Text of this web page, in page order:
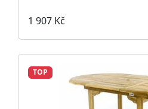
1 907 Kč
TOP